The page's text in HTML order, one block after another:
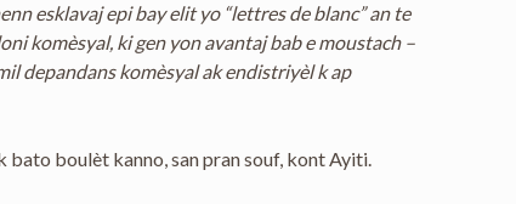
esklavaj epi bay elit yo “lettres de blanc” an te
komèsyal, ki gen yon avantaj bab e moustach –
depandans komèsyal ak endistriyèl k ap
bato boulèt kanno, san pran souf, kont Ayiti.